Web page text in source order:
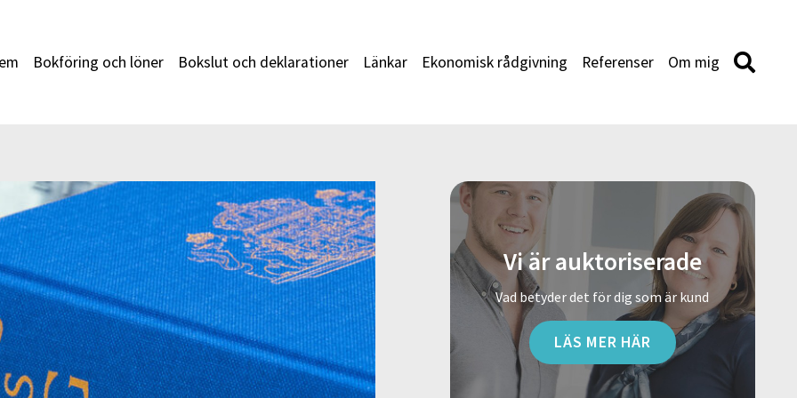
Bokföring och löner Bokslut och deklarationer Länkar Ekonomisk rådgivning Referenser Om mig
Vi är auktoriserade
Vad betyder det för dig som är kund
LÄS MER HÄR